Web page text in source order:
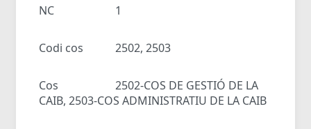
NC 1
Codi cos 2502, 2503
Cos
2502-COS DE GESTIÓ DE LA
CAIB, 2503-COS ADMINISTRATIU DE LA CAIB